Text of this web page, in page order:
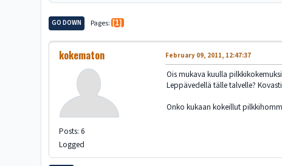
GO DOWN Pages 1
kokematon
Posts: 6
Logged
February 09, 2011, 12:47:37
Ois mukava kuulla
Leppävedellä tälle talvelle?
Onko kukaan kokeillut